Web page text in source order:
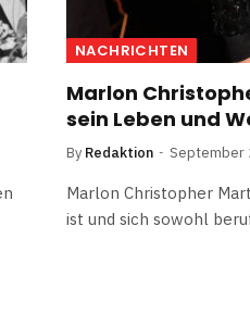
NACHRICHTEN
Marlon
sein Leben und
By Redaktion September
Marlon Christopher
ist und sich sowohl